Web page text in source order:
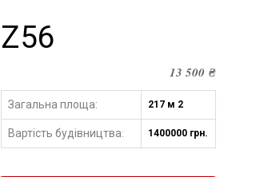
Z56
13 500₴
Загальна площа: 217 м 2
Вартість будівництва: 1400000 грн.